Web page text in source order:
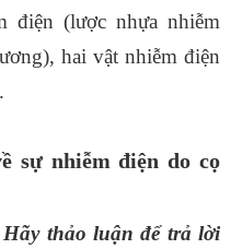
điện (lược nhựa nhiễm
hai vật nhiễm điện
sự nhiễm điện do cọ
thảo luận để trả lời